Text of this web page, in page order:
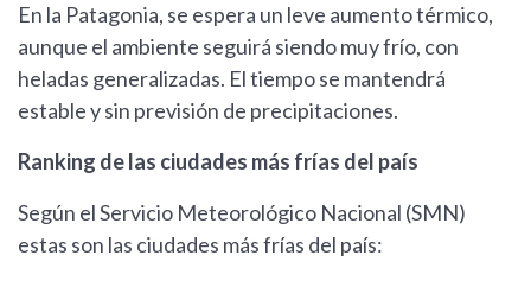
En la Patagonia, se espera un leve aumento térmico,
aunque el ambiente seguirá siendo muy frío, con
heladas generalizadas. El tiempo se mantendrá
estable y sin previsión de precipitaciones.
Ranking de las ciudades más frías del país
Según el Servicio Meteorológico Nacional (SMN)
estas son las ciudades más frías del país: